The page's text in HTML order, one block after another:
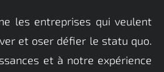
les entreprises qui veulent
et oser défier le statu quo.
et à notre expérience